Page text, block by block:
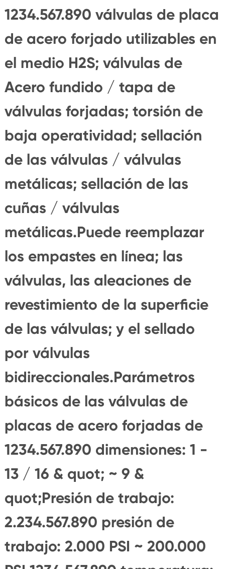
1234.567.890 válvulas de placa
de acero forjado utilizables en
el medio H2S; válvulas de
Acero fundido / tapa de
válvulas forjadas; torsión de
baja operatividad; sellación
de las válvulas / válvulas
metálicas; sellación de las
cuñas / válvulas
metálicas.Puede reemplazar
los empastes en línea; las
válvulas, las aleaciones de
revestimiento de la superficie
de las válvulas; y el sellado
por válvulas
bidireccionales.Parámetros
básicos de las válvulas de
placas de acero forjadas de
1234.567.890 dimensiones: 1 -
13 / 16 & quot; ~ 9 &
quot;Presión de trabajo:
2.234.567.890 presión de
trabajo: 2.000 PSI ~ 200.000